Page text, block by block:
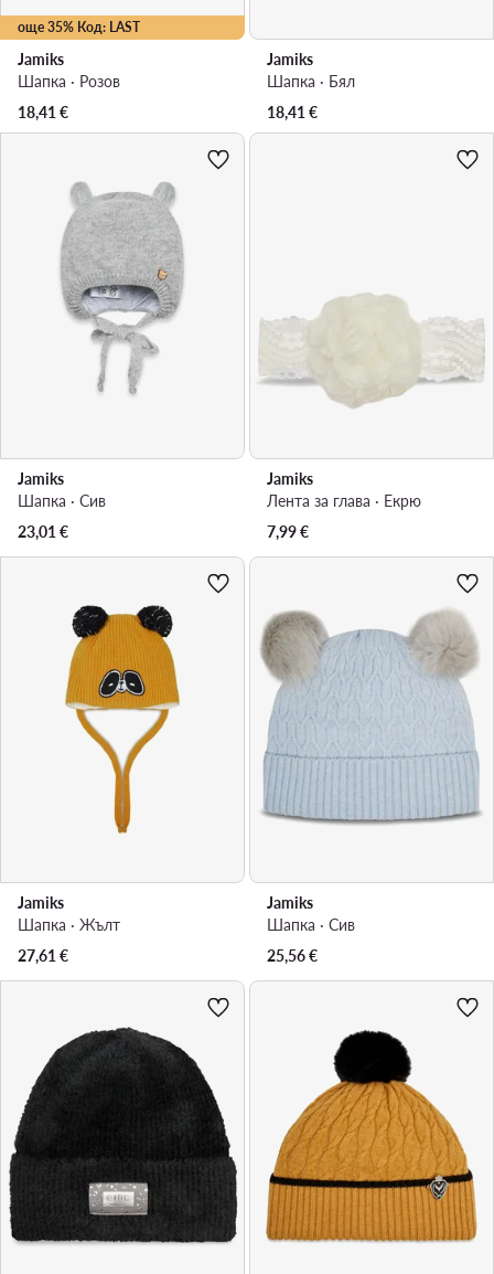
още 35% Код: LAST
Jamiks
Шапка · Розов
18,41 €
Jamiks
Шапка · Бял
18,41 €
Jamiks
Шапка · Сив
23,01 €
Jamiks
Лента за глава · Екрю
7,99€
Jamiks
Шапка · Жълт
27,61 €
Jamiks
Шапка · Сив
25,56€